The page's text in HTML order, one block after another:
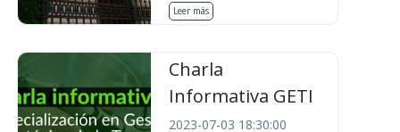
Leer más
Charla
Informativa GETI
2023-07-03 18:30:00